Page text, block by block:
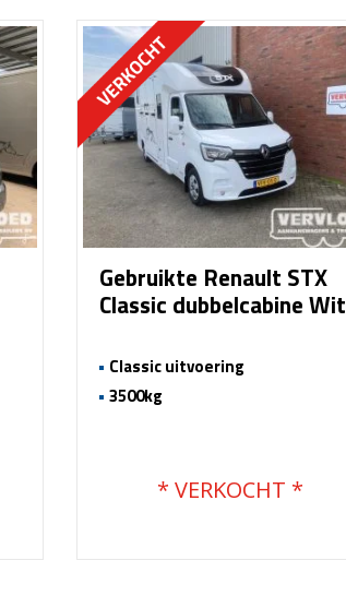
Gebruikte Renault STX
Classic dubbelcabine Wit
Classic uitvoering
3500kg